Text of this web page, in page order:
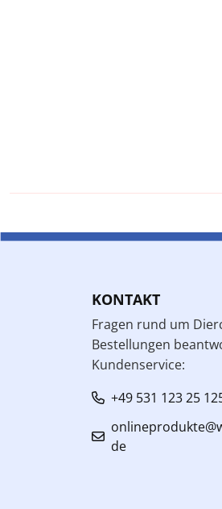
KONTAKT
Fragen rund um
Bestellungen
Kundenservice:
+49 531 123 25
de